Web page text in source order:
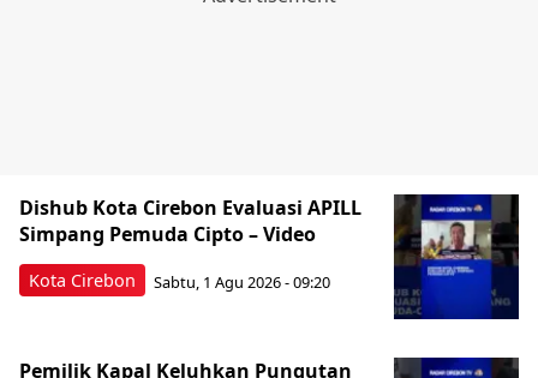
Kota Cirebon
Dishub Kota Cirebon Evaluasi APILL
Simpang Pemuda Cipto – Video
Sabtu, 1 Agu 2026 - 09:20
Pemilik Kapal Keluhkan Pungutan